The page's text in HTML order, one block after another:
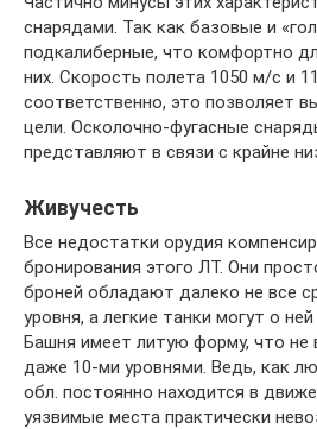
снарядами. Так как базовые и
подкалиберные, что комфортно
них. Скорость полета 1050 м/с и
соответственно, это позволяет
цели. Осколочно-фугасные
представляют в связи с крайне
Живучесть
Все недостатки орудия
бронирования этого ЛТ. Они
броней обладают далеко не все
уровня, а легкие танки могут о
Башня имеет литую форму, что не
даже 10-ми уровнями. Ведь, как
обл. постоянно находится в
уязвимые места практически